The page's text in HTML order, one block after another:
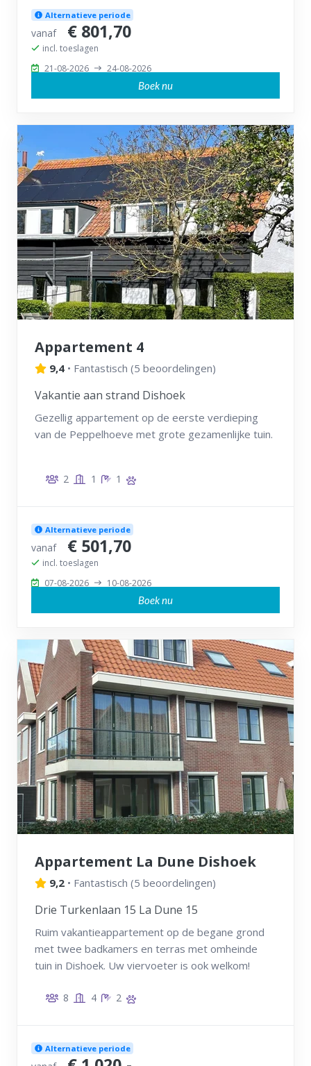
Alternatieve periode
vanaf € 801,70
incl. toeslagen
21-08-2026
24-08-2026
Boek nu
Appartement 4
9,4 • Fantastisch (5 beoordelingen)
Vakantie aan strand Dishoek
Gezellig appartement op de eerste verdieping
van de Peppelhoeve met grote gezamenlijke tuin.
2 1 1
Alternatieve periode
vanaf € 501,70
incl. toeslagen
07-08-2026
10-08-2026
Boek nu
Appartement La Dune Dishoek
9,2 • Fantastisch (5 beoordelingen)
Drie Turkenlaan 15 La Dune 15
Ruim vakantieappartement op de begane grond
met twee badkamers en terras met omheinde
tuin in Dishoek. Uw viervoeter is ook welkom!
8 4 2
Alternatieve periode